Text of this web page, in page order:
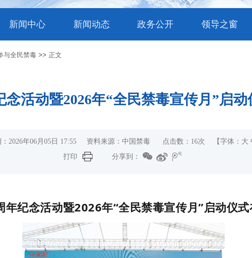
新闻中心 新闻动态 政务公开 领导之窗
与全民禁毒 >>正文
念活动暨2026年“全民禁毒宣传月”启
：2026年06月05日 17:55 资料来源：中国禁毒 点击数： 16次 【字体： 大
打印
分享到：
年纪念活动暨2026年“全民禁毒宣传月”启动仪